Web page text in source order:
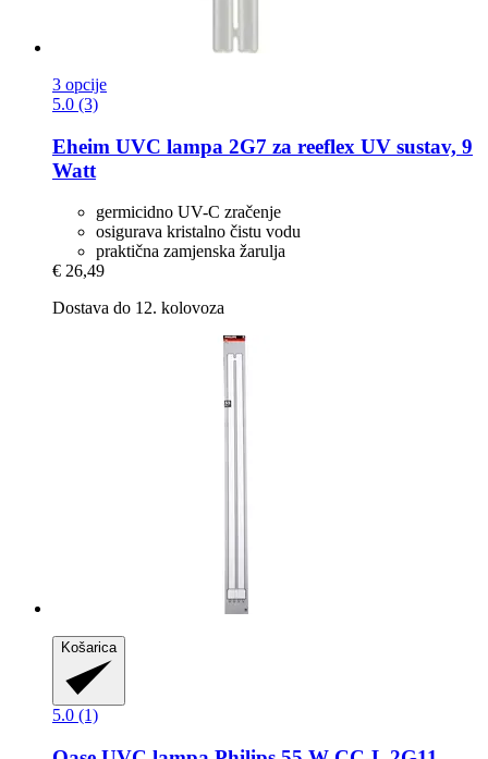
3 opcije
5.0 (3)
Eheim UVC lampa 2G7 za reeflex UV sustav, 9
Watt
germicidno UV-C zračenje
osigurava kristalno čistu vodu
praktična zamjenska žarulja
€ 26,49
Dostava do 12. kolovoza
Košarica
5.0 (1)